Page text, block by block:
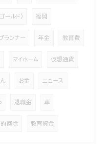
ールド) 福岡
ランナー 年金 教育費
マイホーム 仮想通貨
お金 ニュース
退職金 車
的控除 教育資金